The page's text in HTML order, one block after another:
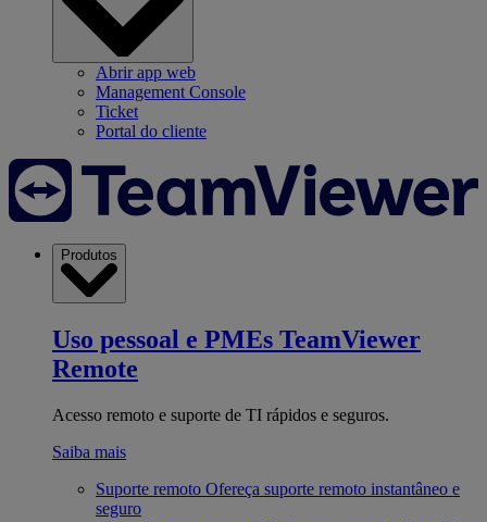
Abrir app web
Management Console
Ticket
Portal do cliente
Produtos
Uso pessoal e PMEs TeamViewer
Remote
Acesso remoto e suporte de TI rápidos e seguros.
Saiba mais
Suporte remoto Ofereça suporte remoto instantâneo e
seguro